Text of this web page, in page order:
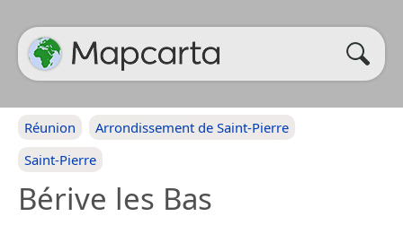
Réunion
Arrondissement de Saint-Pierre
Saint-Pierre
Bérive les Bas